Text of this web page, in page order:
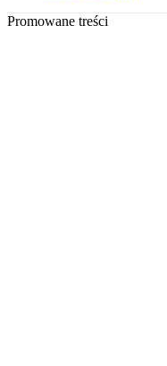
Promowane treści